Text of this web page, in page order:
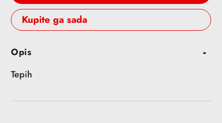
Buy it now
proizvoda
u
korpu
Opis
Tepih